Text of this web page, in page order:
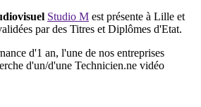
Studio M est présente à Lille et
par des Titres et Diplômes d'Etat.
d'1 an, l'une de nos entreprises
d'un/d'une Technicien.ne vidéo